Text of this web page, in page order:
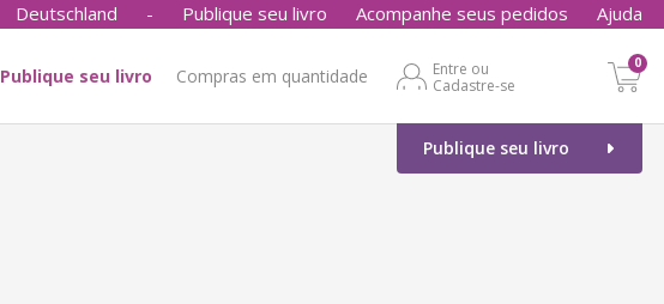
Deutschland - Publique seu livro Acompanhe seus pedidos Ajuda
Publique seu livro Compras em quantidade
Entre ou
Cadastre-se
0
Publique seu livro